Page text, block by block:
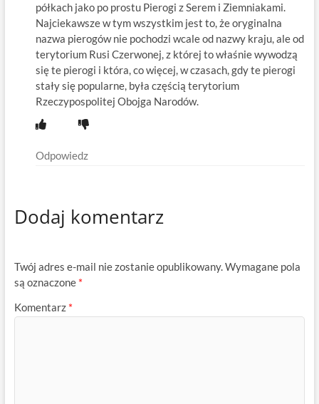
półkach jako po prostu Pierogi z Serem i Ziemniakami.
Najciekawsze w tym wszystkim jest to, że oryginalna
nazwa pierogów nie pochodzi wcale od nazwy kraju, ale od
terytorium Rusi Czerwonej, z której to właśnie wywodzą
się te pierogi i która, co więcej, w czasach, gdy te pierogi
stały się popularne, była częścią terytorium
Rzeczypospolitej Obojga Narodów.
Odpowiedz
Dodaj komentarz
Twój adres e-mail nie zostanie opublikowany.Wymagane pola
są oznaczone *
Komentarz *